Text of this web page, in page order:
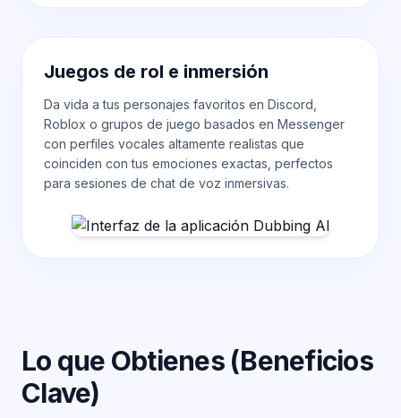
Juegos de rol e inmersión
Da vida a tus personajes favoritos en Discord,
Roblox o grupos de juego basados en Messenger
con perfiles vocales altamente realistas que
coinciden con tus emociones exactas, perfectos
para sesiones de chat de voz inmersivas.
Lo que Obtienes (Beneficios
Clave)